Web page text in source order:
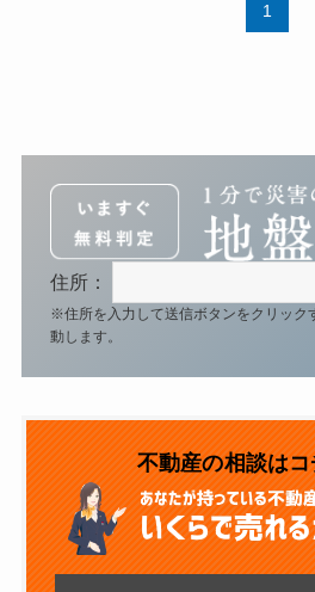
1
住所：
※住所を入力して送信ボタンをクリック
動します。
不動産の相談は